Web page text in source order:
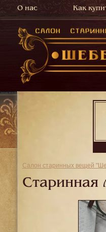
О нас Как
Салон старинных вещей
Старинная